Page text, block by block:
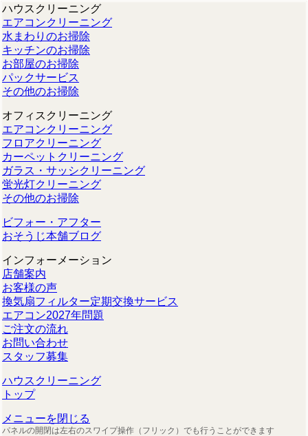
ハウスクリーニング
エアコンクリーニング
水まわりのお掃除
キッチンのお掃除
お部屋のお掃除
パックサービス
その他のお掃除
オフィスクリーニング
エアコンクリーニング
フロアクリーニング
カーペットクリーニング
ガラス・サッシクリーニング
蛍光灯クリーニング
その他のお掃除
ビフォー・アフター
おそうじ本舗ブログ
インフォーメーション
店舗案内
お客様の声
換気扇フィルター定期交換サービス
エアコン2027年問題
ご注文の流れ
お問い合わせ
スタッフ募集
ハウスクリーニング
トップ
メニューを閉じる
パネルの開閉は左右のスワイプ操作（フリック）でも行うことができます